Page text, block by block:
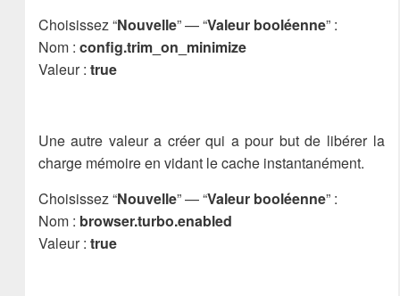
Choisissez “Nouvelle” — “Valeur booléenne” :
Nom : config.trim_on_minimize
Valeur : true
Une autre valeur a créer qui a pour but de libérer la
charge mémoire en vidant le cache instantanément.
Choisissez “Nouvelle” — “Valeur booléenne” :
Nom : browser.turbo.enabled
Valeur : true